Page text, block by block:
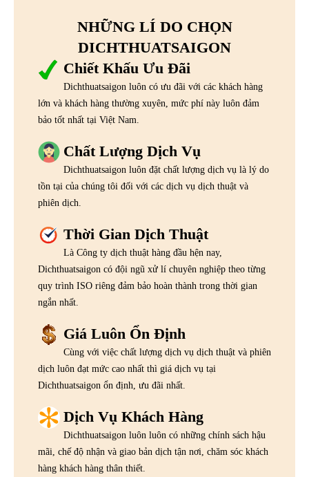
NHỮNG LÍ DO CHỌN
DICHTHUATSAIGON
Chiết Khấu Ưu Đãi
Dichthuatsaigon luôn có ưu đãi với các khách hàng
lớn và khách hàng thường xuyên, mức phí này luôn đảm
bảo tốt nhất tại Việt Nam.
Chất Lượng Dịch Vụ
Dichthuatsaigon luôn đặt chất lượng dịch vụ là lý do
tồn tại của chúng tôi đối với các dịch vụ dịch thuật và
phiên dịch.
Thời Gian Dịch Thuật
Là Công ty dịch thuật hàng đầu hện nay,
Dichthuatsaigon có đội ngũ xử lí chuyên nghiệp theo từng
quy trình ISO riêng đảm bảo hoàn thành trong thời gian
ngắn nhất.
Giá Luôn Ổn Định
Cùng với việc chất lượng dịch vụ dịch thuật và phiên
dịch luôn đạt mức cao nhất thì giá dịch vụ tại
Dichthuatsaigon ổn định, ưu đãi nhất.
Dịch Vụ Khách Hàng
Dichthuatsaigon luôn luôn có những chính sách hậu
mãi, chế độ nhận và giao bản dịch tận nơi, chăm sóc khách
hàng khách hàng thân thiết.